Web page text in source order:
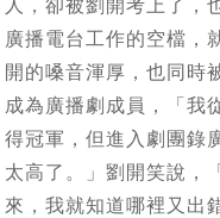
人，卻被劉開考上了，
廣播電台工作的空檔，
開的嗓音渾厚，也同時
成為廣播劇成員，「我
得冠軍，但進入劇團錄
太高了。」劉開笑說，
來，我就知道哪裡又出